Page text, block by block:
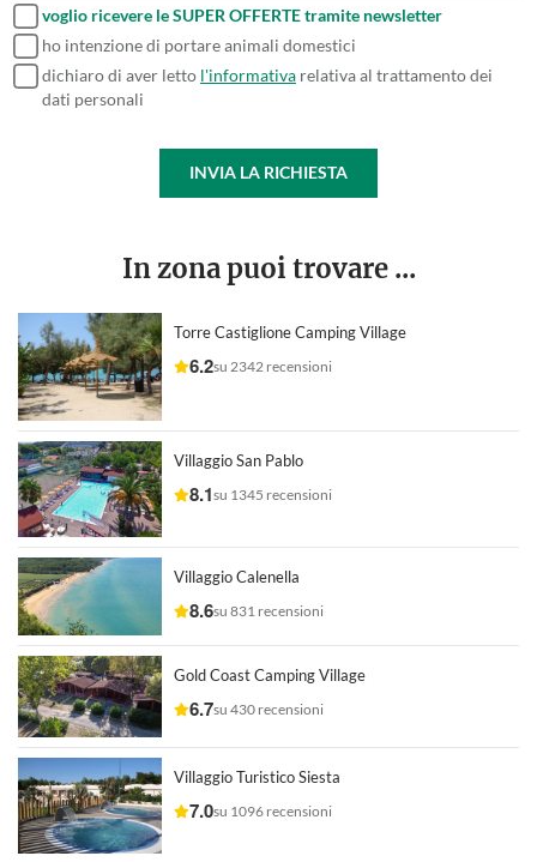
voglio ricevere le SUPER OFFERTE tramite newsletter
ho intenzione di portare animali domestici
dichiaro di aver letto l'informativa relativa al trattamento dei
dati personali
INVIA LA RICHIESTA
In zona puoi trovare ...
Torre Castiglione Camping Village
6.2su 2342 recensioni
Villaggio San Pablo
8.1su 1345 recensioni
Villaggio Calenella
8.6su 831 recensioni
Gold Coast Camping Village
6.7su 430 recensioni
Villaggio Turistico Siesta
7.0su 1096 recensioni